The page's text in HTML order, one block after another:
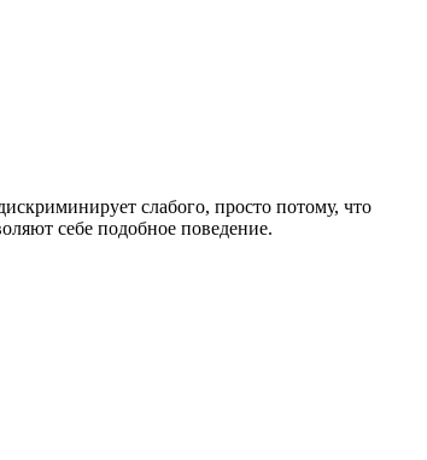
слабого, просто потому, что
себе подобное поведение.